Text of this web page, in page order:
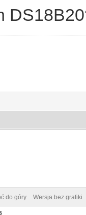
do góry Wersja bez grafiki